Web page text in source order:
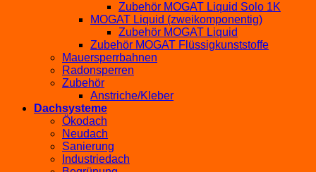
Zubehör MOGAT Liquid Solo 1K
MOGAT Liquid (zweikomponentig)
Zubehör MOGAT Liquid
Zubehör MOGAT Flüssigkunststoffe
Mauersperrbahnen
Radonsperren
Zubehör
Anstriche/Kleber
Dachsysteme
Ökodach
Neudach
Sanierung
Industriedach